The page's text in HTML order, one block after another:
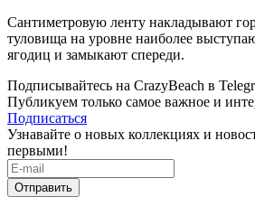
Сантиметровую ленту накладывают
туловища на уровне наиболее
ягодиц и замыкают спереди.
Подписывайтесь на CrazyBeach в
Публикуем только самое важное и
Подписаться
Узнавайте о новых коллекциях и
первыми!
Отправить